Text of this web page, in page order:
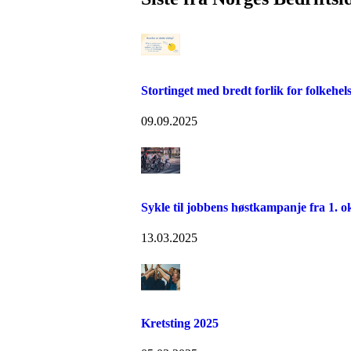
Stortinget med bredt forlik for
09.09.2025
Sykle til jobbens høstkampanje fra 1.
13.03.2025
Kretsting 2025